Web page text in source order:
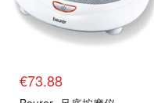
€73.88